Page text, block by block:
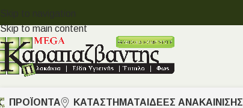
Skip to navigation
Skip to main content
ΠΡΟΪΟΝΤΑ ΚΑΤΑΣΤΗΜΑΤΑ ΙΔΈΕΣ ΑΝΑΚΑΊΝΙΣΗΣ